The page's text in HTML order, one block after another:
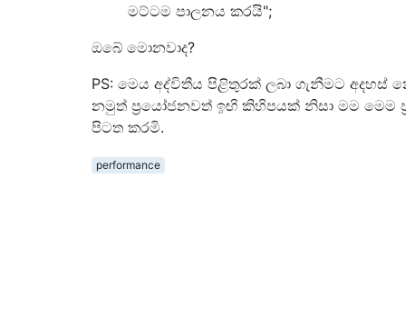
මට්ටම පාලනය කරයි";
ඔබේ මොනවාද?
PS: මෙය අද්විතීය පිළිතුරක් ලබා ගැනීමට අදහස්
නමුත් ප්‍රයෝජනවත් ඉඟි කිහිපයක් නිසා මම මෙම
පිටත කරමි.
performance